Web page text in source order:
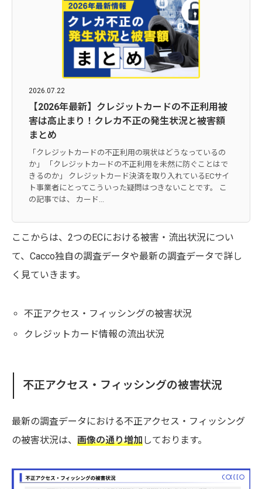
2026.07.22
【2026年最新】クレジットカードの不正利用被
害は高止まり！クレカ不正の発生状況と被害額
まとめ
「クレジットカードの不正利用の現状はどうなっているの
か」 「クレジットカードの不正利用を未然に防ぐことはで
きるのか」 クレジットカード決済を取り入れているECサイ
ト事業者にとってこういった疑問はつきないことです。 こ
の記事では、 カード...
ここからは、2つのECにおける被害・流出状況につい
て、Cacco独自の調査データや最新の調査データで詳し
く見ていきます。
不正アクセス・フィッシングの被害状況
クレジットカード情報の流出状況
不正アクセス・フィッシングの被害状況
最新の調査データにおける不正アクセス・フィッシング
の被害状況は、 画像の通り増加しております。